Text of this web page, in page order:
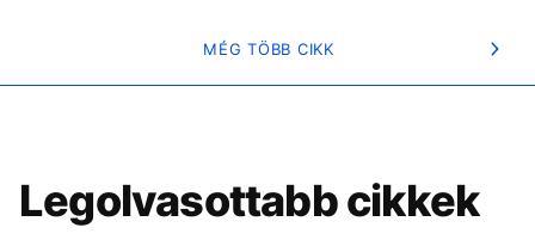
MÉG TÖBB CIKK
Legolvasottabb cikkek